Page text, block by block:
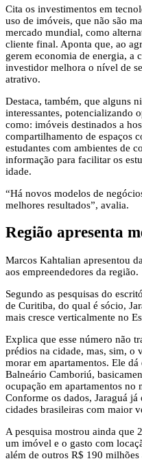
Cita os investimentos em
uso de imóveis, que não são
mercado mundial, como
cliente final. Aponta que, ao
gerem economia de energia, a
investidor melhora o nível de
atrativo.
Destaca, também, que alguns
interessantes, potencializando
como: imóveis destinados a
compartilhamento de espaços
estudantes com ambientes de
informação para facilitar os
idade.
“Há novos modelos de
melhores resultados”, avalia.
Região apresenta
Marcos Kahtalian apresentou
aos empreendedores da região.
Segundo as pesquisas do
de Curitiba, do qual é sócio,
mais cresce verticalmente no
Explica que esse número não
prédios na cidade, mas, sim, o
morar em apartamentos. Ele
Balneário Camboriú,
ocupação em apartamentos
Conforme os dados, Jaraguá já
cidades brasileiras com maior
A pesquisa mostrou ainda que
um imóvel e o gasto com
além de outros R$ 190